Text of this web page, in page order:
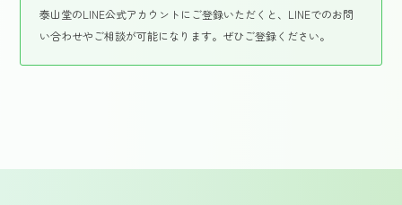
泰山堂のLINE公式アカウントにご登録いただくと、LINEでのお問
い合わせやご相談が可能になります。ぜひご登録ください。